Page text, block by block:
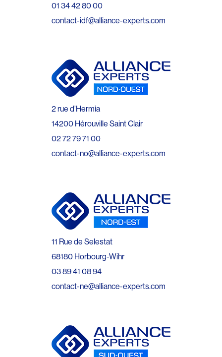
01 34 42 80 00
contact-idf@alliance-experts.com
2 rue d’Hermia
14200 Hérouville Saint Clair
02 72 79 71 00
contact-no@alliance-experts.com
11 Rue de Selestat
68180 Horbourg-Wihr
03 89 41 08 94
contact-ne@alliance-experts.com